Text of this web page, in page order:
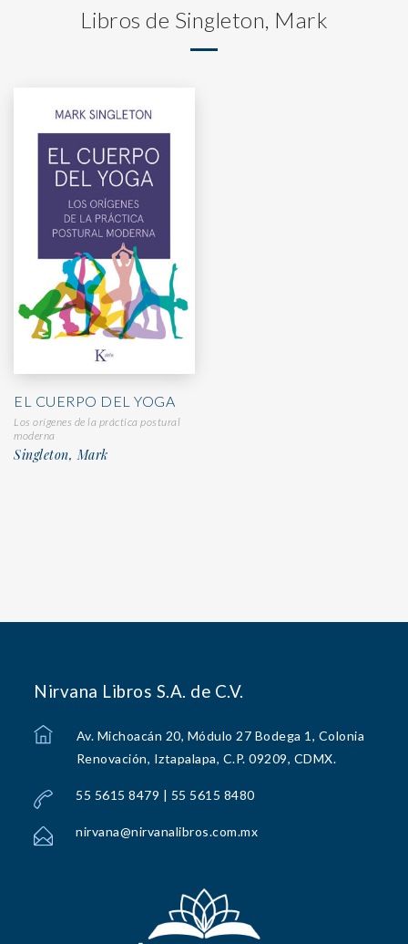
Libros de Singleton, Mark
EL CUERPO DEL YOGA
Los orígenes de la práctica postural
moderna
Singleton, Mark
Nirvana Libros S.A. de C.V.
Av. Michoacán 20, Módulo 27 Bodega 1, Colonia
Renovación, Iztapalapa, C.P. 09209, CDMX.
55 5615 8479 | 55 5615 8480
nirvana@nirvanalibros.com.mx